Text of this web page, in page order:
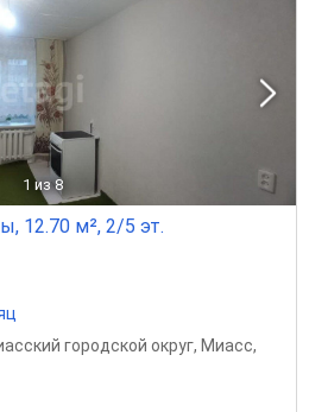
1 из 8
12.70 м², 2/5 эт.
городской округ, Миасс,